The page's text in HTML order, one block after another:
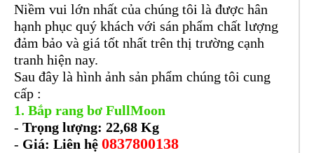
Niềm vui lớn nhất của chúng tôi là được hân
hạnh phục quý khách với sán phẩm chất lượng
đảm bảo và giá tốt nhất trên thị trường cạnh
tranh hiện nay.
Sau đây là hình ảnh sản phẩm chúng tôi cung
cấp :
1. Bắp rang bơ FullMoon
- Trọng lượng: 22,68 Kg
- Giá: Liên hệ 0837800138